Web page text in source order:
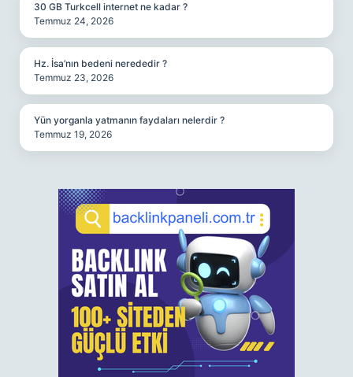
30 GB Turkcell internet ne kadar ?
Temmuz 24, 2026
Hz. İsa’nın bedeni nerededir ?
Temmuz 23, 2026
Yün yorganla yatmanın faydaları nelerdir ?
Temmuz 19, 2026